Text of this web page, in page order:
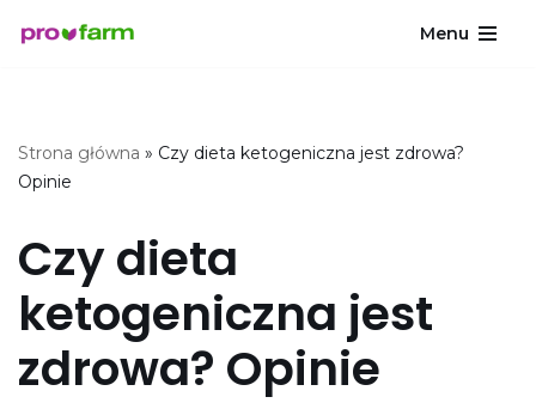
Menu
Strona główna » Czy dieta ketogeniczna jest zdrowa?
Opinie
Czy dieta
ketogeniczna jest
zdrowa? Opinie